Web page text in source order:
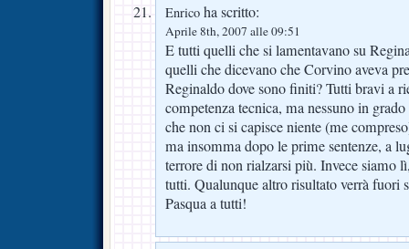
Enrico ha scritto:
Aprile 8th, 2007 alle 09:51
E tutti quelli che si lamentavano su
quelli che dicevano che Corvino aveva
Reginaldo dove sono finiti? Tutti bravi a
competenza tecnica, ma nessuno in
che non ci si capisce niente (me
ma insomma dopo le prime sentenze, a
terrore di non rialzarsi più. Invece siamo
tutti. Qualunque altro risultato verrà fuori
Pasqua a tutti!